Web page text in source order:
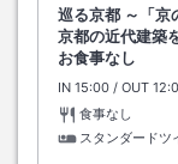
巡る京都 ～「京
京都の近代建築
お食事なし
IN チェックイン
15:00 / OUT チ
食事なし
スタンダードツ